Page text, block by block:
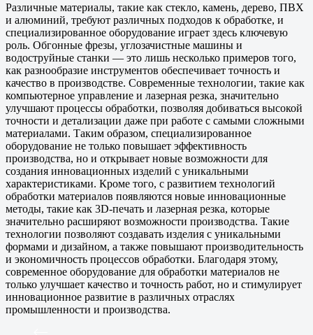
Различные материалы, такие как стекло, камень, дерево, ПВХ
и алюминий, требуют различных подходов к обработке, и
специализированное оборудование играет здесь ключевую
роль. Обгонные фрезы, углозачистные машины и
водоструйные станки — это лишь несколько примеров того,
как разнообразие инструментов обеспечивает точность и
качество в производстве. Современные технологии, такие как
компьютерное управление и лазерная резка, значительно
улучшают процессы обработки, позволяя добиваться высокой
точности и детализации даже при работе с самыми сложными
материалами. Таким образом, специализированное
оборудование не только повышает эффективность
производства, но и открывает новые возможности для
создания инновационных изделий с уникальными
характеристиками. Кроме того, с развитием технологий
обработки материалов появляются новые инновационные
методы, такие как 3D-печать и лазерная резка, которые
значительно расширяют возможности производства. Такие
технологии позволяют создавать изделия с уникальными
формами и дизайном, а также повышают производительность
и экономичность процессов обработки. Благодаря этому,
современное оборудование для обработки материалов не
только улучшает качество и точность работ, но и стимулирует
инновационное развитие в различных отраслях
промышленности и производства.